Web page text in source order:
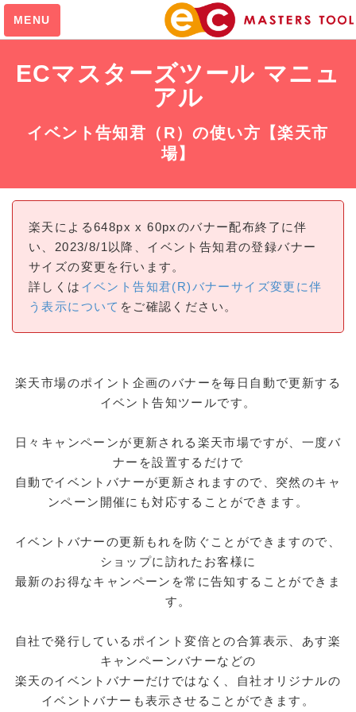
MENU
ECマスターズツール マニュ
アル
イベント告知君（R）の使い方【楽天市
場】
楽天による648px x 60pxのバナー配布終了に伴
い、2023/8/1以降、イベント告知君の登録バナー
サイズの変更を行います。
詳しくは イベント告知君(R)バナーサイズ変更に伴
う表示について をご確認ください。
楽天市場のポイント企画のバナーを毎日自動で更新する
イベント告知ツールです。
日々キャンペーンが更新される楽天市場ですが、一度バ
ナーを設置するだけで
自動でイベントバナーが更新されますので、突然のキャ
ンペーン開催にも対応することができます。
イベントバナーの更新もれを防ぐことができますので、
ショップに訪れたお客様に
最新のお得なキャンペーンを常に告知することができま
す。
自社で発行しているポイント変倍との合算表示、あす楽
キャンペーンバナーなどの
楽天のイベントバナーだけではなく、自社オリジナルの
イベントバナーも表示させることができます。
ホームへ戻る
わせてタグを作成
ショップに合わせてカス
タマイズ
カスタムイベント登録
よくある質問